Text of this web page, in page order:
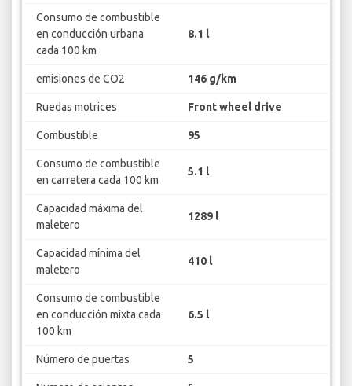
Consumo de combustible
en conducción urbana
cada 100 km
8.1 l
emisiones de CO2 146 g/km
Ruedas motrices Front wheel drive
Combustible 95
Consumo de combustible
en carretera cada 100 km
5.1 l
Capacidad máxima del
maletero
1289 l
Capacidad mínima del
maletero
410 l
Consumo de combustible
en conducción mixta cada
100 km
6.5 l
Número de puertas 5